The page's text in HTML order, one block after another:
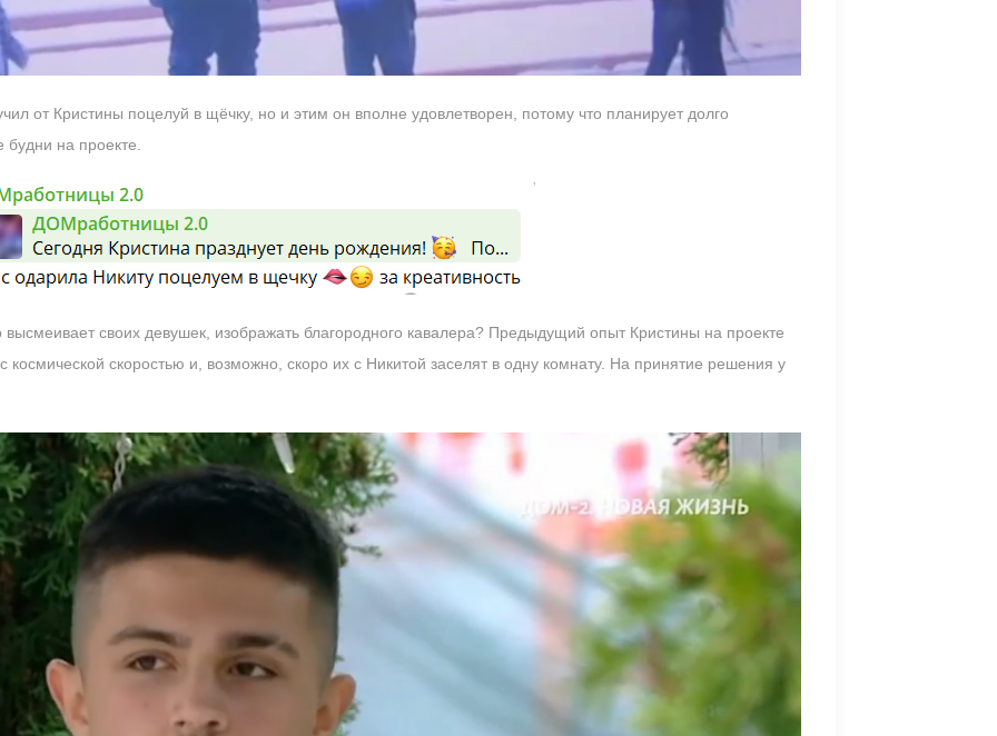
от Кристины поцелуй в щёчку, но и этим он вполне удовлетворен, потому что планирует долго
на проекте.
своих девушек, изображать благородного кавалера? Предыдущий опыт Кристины на проекте
космической скоростью и, возможно, скоро их с Никитой заселят в одну комнату. На принятие решения у